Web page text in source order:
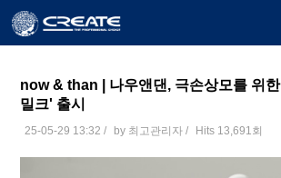
now & than | 나우앤댄, 극손상모를 위
밀크' 출시
25-05-29 13:32 / by 최고관리자 /
Hits 13,691회
본문